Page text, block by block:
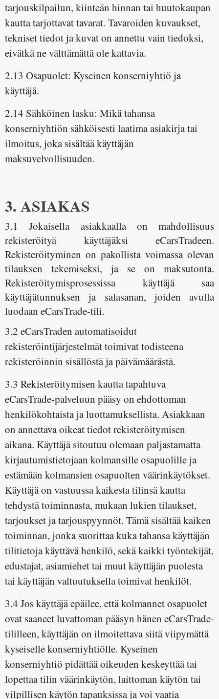
tarjouskilpailun, kiinteän hinnan tai huutokaupan
kautta tarjottavat tavarat. Tavaroiden kuvaukset,
tekniset tiedot ja kuvat on annettu vain tiedoksi,
eivätkä ne välttämättä ole kattavia.
2.13 Osapuolet: Kyseinen konserniyhtiö ja
käyttäjä.
2.14 Sähköinen lasku: Mikä tahansa
konserniyhtiön sähköisesti laatima asiakirja tai
ilmoitus, joka sisältää käyttäjän
maksuvelvollisuuden.
3. ASIAKAS
3.1 Jokaisella asiakkaalla on mahdollisuus
rekisteröityä käyttäjäksi eCarsTradeen.
Rekisteröityminen on pakollista voimassa olevan
tilauksen tekemiseksi, ja se on maksutonta.
Rekisteröitymisprosessissa käyttäjä saa
käyttäjätunnuksen ja salasanan, joiden avulla
luodaan eCarsTrade-tili.
3.2 eCarsTraden automatisoidut
rekisteröintijärjestelmät toimivat todisteena
rekisteröinnin sisällöstä ja päivämäärästä.
3.3 Rekisteröitymisen kautta tapahtuva
eCarsTrade-palveluun pääsy on ehdottoman
henkilökohtaista ja luottamuksellista. Asiakkaan
on annettava oikeat tiedot rekisteröitymisen
aikana. Käyttäjä sitoutuu olemaan paljastamatta
kirjautumistietojaan kolmansille osapuolille ja
estämään kolmansien osapuolten väärinkäytökset.
Käyttäjä on vastuussa kaikesta tilinsä kautta
tehdystä toiminnasta, mukaan lukien tilaukset,
tarjoukset ja tarjouspyynnöt. Tämä sisältää kaiken
toiminnan, jonka suorittaa kuka tahansa käyttäjän
tilitietoja käyttävä henkilö, sekä kaikki työntekijät,
edustajat, asiamiehet tai muut käyttäjän puolesta
tai käyttäjän valtuutuksella toimivat henkilöt.
3.4 Jos käyttäjä epäilee, että kolmannet osapuolet
ovat saaneet luvattoman pääsyn hänen eCarsTrade-
tililleen, käyttäjän on ilmoitettava siitä viipymättä
kyseiselle konserniyhtiölle. Kyseinen
konserniyhtiö pidättää oikeuden keskeyttää tai
lopettaa tilin väärinkäytön, laittoman käytön tai
vilpillisen käytön tapauksissa ja voi vaatia